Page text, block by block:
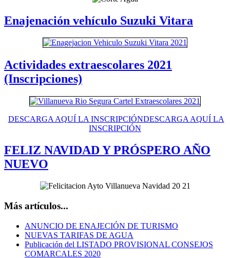
Enajenación vehículo Suzuki Vitara
Actividades extraescolares 2021
(Inscripciones)
DESCARGA AQUÍ LA INSCRIPCIÓNDESCARGA AQUÍ LA
INSCRIPCIÓN
FELIZ NAVIDAD Y PRÓSPERO AÑO
NUEVO
Más artículos...
ANUNCIO DE ENAJECIÓN DE TURISMO
NUEVAS TARIFAS DE AGUA
Publicación del LISTADO PROVISIONAL CONSEJOS
COMARCALES 2020